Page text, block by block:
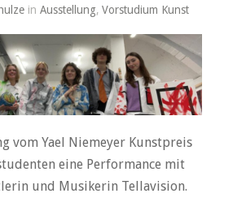
in Ausstellung, Vorstudium Kunst
vom Yael Niemeyer Kunstpreis
eine Performance mit
und Musikerin Tellavision.